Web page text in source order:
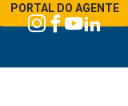
PORTAL DO AGENTE